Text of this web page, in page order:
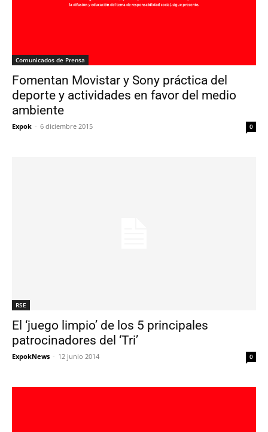
Comunicados de Prensa
Fomentan Movistar y Sony práctica del
deporte y actividades en favor del medio
ambiente
Expok - 6 diciembre 2015 0
RSE
El ‘juego limpio’ de los 5 principales
patrocinadores del ‘Tri’
ExpokNews - 12 junio 2014 0